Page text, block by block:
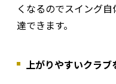
くなるのでスイング
達できます。
上がりやすいクラ